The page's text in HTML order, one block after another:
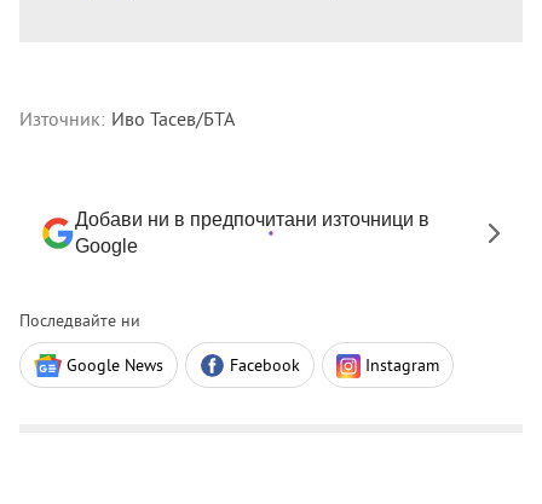
Източник: Иво Тасев/БТА
Добави ни в предпочитани източници в
Google
Последвайте ни
Google News Facebook Instagram